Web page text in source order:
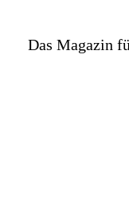
Das Magazin